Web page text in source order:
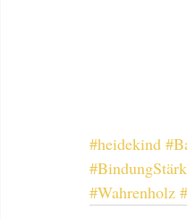
#heidekind
#Wahrenholz